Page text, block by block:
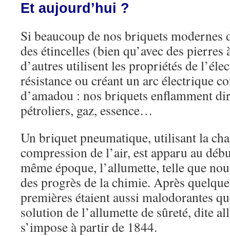
Et aujourd’hui ?
Si beaucoup de nos briquets modernes
des étincelles (bien qu’avec des
d’autres utilisent les propriétés de
résistance ou créant un arc électrique
d’amadou : nos briquets enflamment
pétroliers, gaz, essence…
Un briquet pneumatique, utilisant la
compression de l’air, est apparu au
même époque, l’allumette, telle que
des progrès de la chimie. Après
premières étaient aussi malodorantes
solution de l’allumette de sûreté, dite
s’impose à partir de 1844.